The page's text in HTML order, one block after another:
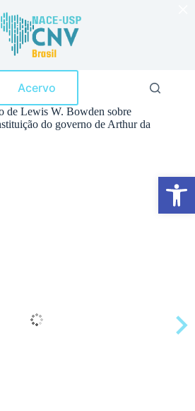
Abrir a barra de ferramentas
Acervo
de Lewis W. Bowden sobre
do governo de Arthur da